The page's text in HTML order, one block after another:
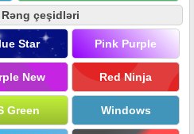
Rəng çeşidləri
Star Pink Purple
New Red Ninja
Green Windows